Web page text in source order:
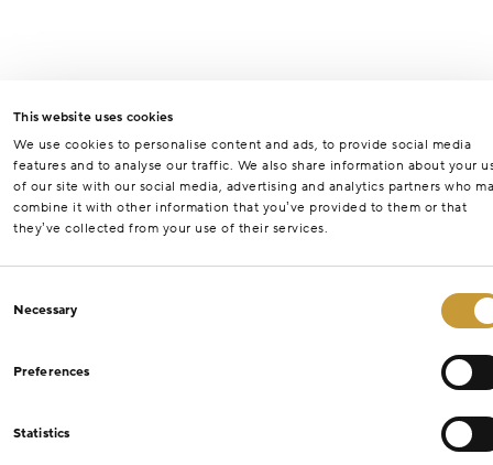
This website uses cookies
We use cookies to personalise content and ads, to provide social media
features and to analyse our traffic. We also share information about your
of our site with our social media, advertising and analytics partners who
combine it with other information that you’ve provided to them or that
they’ve collected from your use of their services.
Selection
Necessary
Preferences
Statistics